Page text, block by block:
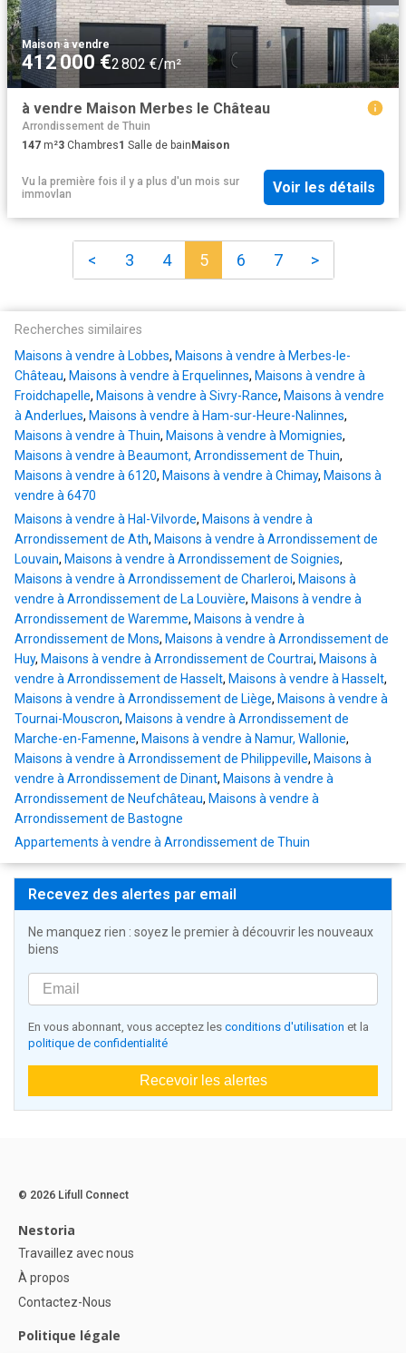
Maison·à vendre
412 000 €2 802 €/m²
à vendre Maison Merbes le Château
Arrondissement de Thuin
147 m²3 Chambres1 Salle de bainMaison
Vu la première fois il y a plus d'un mois sur
immovlan
Voir les détails
< 3 4 5 6 7 >
Recherches similaires
Maisons à vendre à Lobbes, Maisons à vendre à Merbes-le-
Château, Maisons à vendre à Erquelinnes, Maisons à vendre à
Froidchapelle, Maisons à vendre à Sivry-Rance, Maisons à vendre
à Anderlues, Maisons à vendre à Ham-sur-Heure-Nalinnes,
Maisons à vendre à Thuin, Maisons à vendre à Momignies,
Maisons à vendre à Beaumont, Arrondissement de Thuin,
Maisons à vendre à 6120, Maisons à vendre à Chimay, Maisons à
vendre à 6470
Maisons à vendre à Hal-Vilvorde, Maisons à vendre à
Arrondissement de Ath, Maisons à vendre à Arrondissement de
Louvain, Maisons à vendre à Arrondissement de Soignies,
Maisons à vendre à Arrondissement de Charleroi, Maisons à
vendre à Arrondissement de La Louvière, Maisons à vendre à
Arrondissement de Waremme, Maisons à vendre à
Arrondissement de Mons, Maisons à vendre à Arrondissement de
Huy, Maisons à vendre à Arrondissement de Courtrai, Maisons à
vendre à Arrondissement de Hasselt, Maisons à vendre à Hasselt,
Maisons à vendre à Arrondissement de Liège, Maisons à vendre à
Tournai-Mouscron, Maisons à vendre à Arrondissement de
Marche-en-Famenne, Maisons à vendre à Namur, Wallonie,
Maisons à vendre à Arrondissement de Philippeville, Maisons à
vendre à Arrondissement de Dinant, Maisons à vendre à
Arrondissement de Neufchâteau, Maisons à vendre à
Arrondissement de Bastogne
Appartements à vendre à Arrondissement de Thuin
Recevez des alertes par email
Ne manquez rien : soyez le premier à découvrir les nouveaux
biens
En vous abonnant, vous acceptez les conditions d'utilisation et la
politique de confidentialité
Recevoir les alertes
© 2026 Lifull Connect
Nestoria
Travaillez avec nous
À propos
Contactez-Nous
Politique légale